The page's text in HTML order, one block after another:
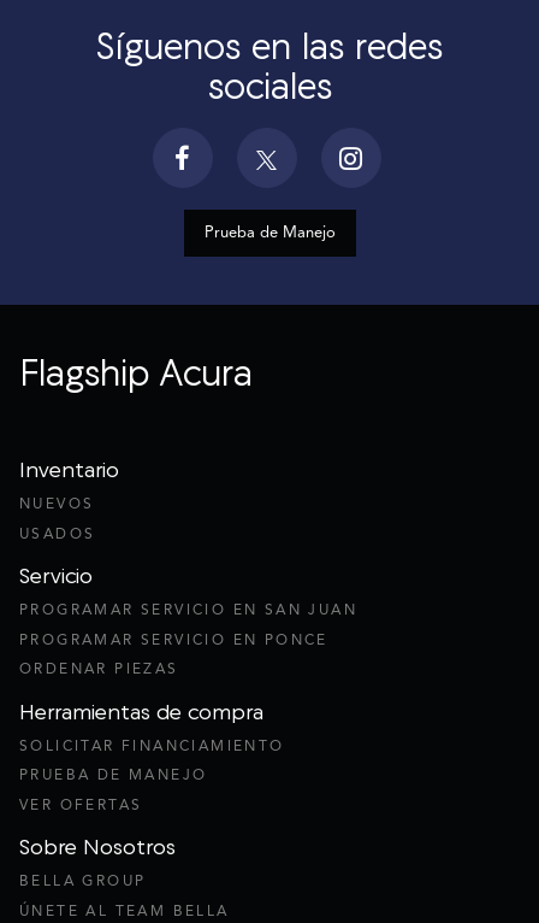
Síguenos en las redes
sociales
Prueba de Manejo
Flagship Acura
Inventario
NUEVOS
USADOS
Servicio
PROGRAMAR SERVICIO EN SAN JUAN
PROGRAMAR SERVICIO EN PONCE
ORDENAR PIEZAS
Herramientas de compra
SOLICITAR FINANCIAMIENTO
PRUEBA DE MANEJO
VER OFERTAS
Sobre Nosotros
BELLA GROUP
ÚNETE AL TEAM BELLA